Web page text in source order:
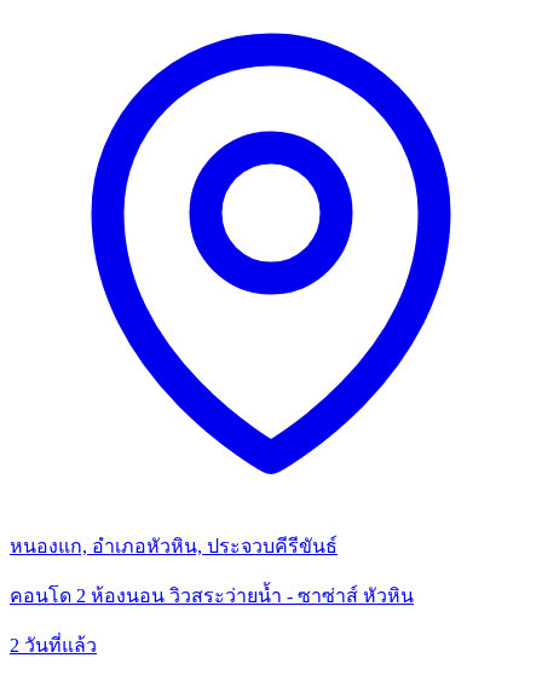
หนองแก, อำเภอหัวหิน, ประจวบคีรีขันธ์
คอนโด 2 ห้องนอน วิวสระว่ายน้ำ - ซาซ่าส์ หัวหิน
2 วันที่แล้ว